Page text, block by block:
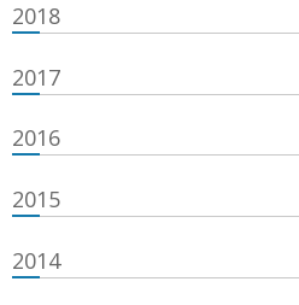
2018
2017
2016
2015
2014